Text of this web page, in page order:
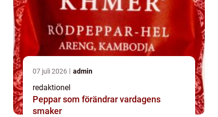
07 juli 2026 admin
redaktionel
Peppar som förändrar vardagens
smaker